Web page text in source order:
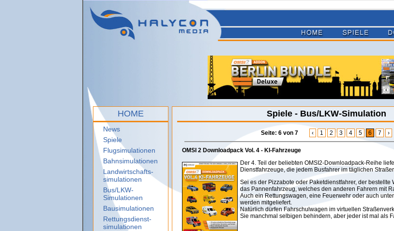
HOME
News
Spiele
Flugsimulationen
Bahnsimulationen
Landwirtschafts-
simulationen
Bus/LKW-
Simulationen
Bausimulationen
Rettungsdienst-
simulationen
Spiele - Bus/LKW-Simulation
Seite: 6 von 7 ‹ 1 2 3 4 5 6 7 ›
OMSI 2 Downloadpack Vol. 4 - KI-Fahrzeuge
Der 4. Teil der beliebten OMSI2-Downloadpack-Reihe
Dienstfahrzeuge, die jedem Busfahrer im täglichen
Sei es der Pizzabote oder Paketdienstfahrer, der bestellte
das Pannenfahrzeug, welches den anderen Fahrern mit
Auch ein Rettungswagen, eine Feuerwehr oder auch
werden mitgeliefert.
Natürlich dürfen Fahrschulwagen im virtuellen
Sie manchmal selbigen behindern, aber jeder ist mal als